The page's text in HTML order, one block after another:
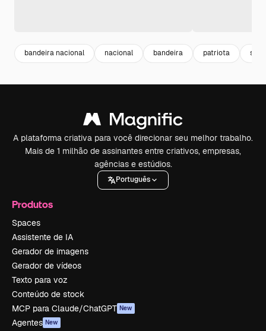
bandeira nacional nacional bandeira patriota
A plataforma criativa para você direcionar seu melhor trabalho.
Mais de 1 milhão de assinantes entre criativos, empresas,
agências e estúdios.
Português
Produtos
Spaces
Assistente de IA
Gerador de imagens
Gerador de vídeos
Texto para voz
Conteúdo de stock
MCP para Claude/ChatGPT New
Agentes New